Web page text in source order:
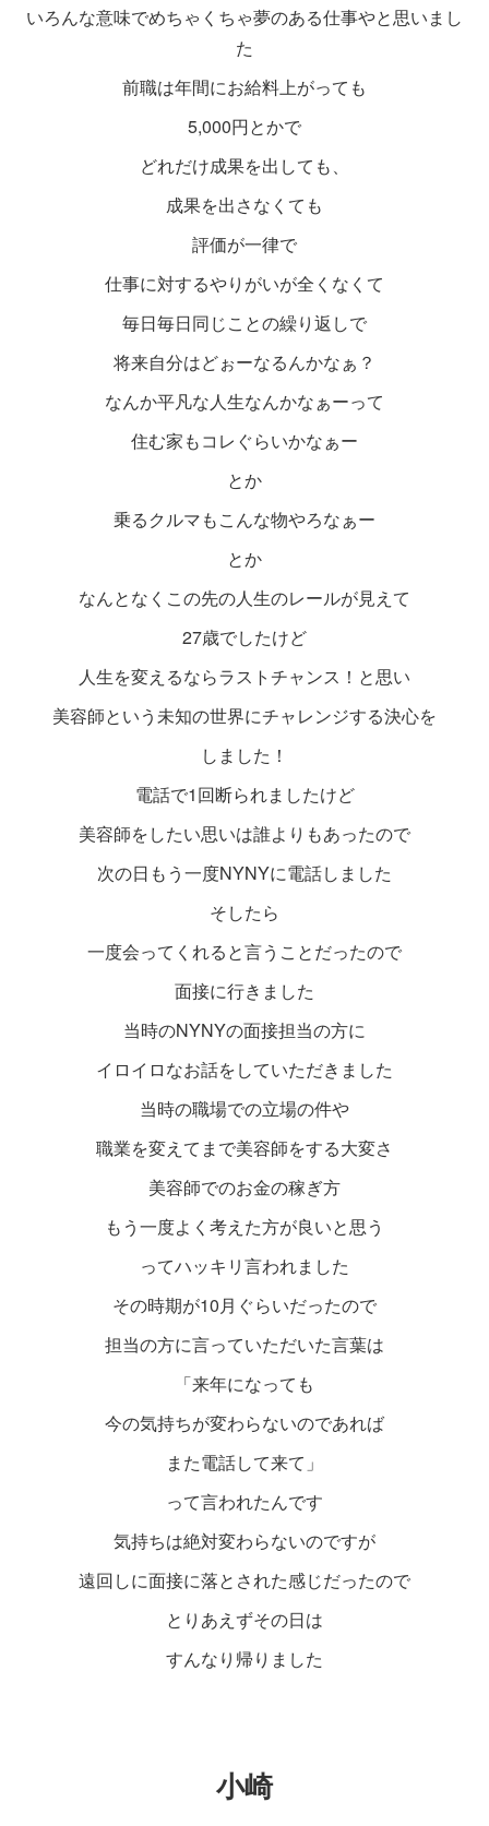
いろんな意味でめちゃくちゃ夢のある仕事やと思いまし
た
前職は年間にお給料上がっても
5,000円とかで
どれだけ成果を出しても、
成果を出さなくても
評価が一律で
仕事に対するやりがいが全くなくて
毎日毎日同じことの繰り返しで
将来自分はどぉーなるんかなぁ？
なんか平凡な人生なんかなぁーって
住む家もコレぐらいかなぁー
とか
乗るクルマもこんな物やろなぁー
とか
なんとなくこの先の人生のレールが見えて
27歳でしたけど
人生を変えるならラストチャンス！と思い
美容師という未知の世界にチャレンジする決心を
しました！
電話で1回断られましたけど
美容師をしたい思いは誰よりもあったので
次の日もう一度NYNYに電話しました
そしたら
一度会ってくれると言うことだったので
面接に行きました
当時のNYNYの面接担当の方に
イロイロなお話をしていただきました
当時の職場での立場の件や
職業を変えてまで美容師をする大変さ
美容師でのお金の稼ぎ方
もう一度よく考えた方が良いと思う
ってハッキリ言われました
その時期が10月ぐらいだったので
担当の方に言っていただいた言葉は
「来年になっても
今の気持ちが変わらないのであれば
また電話して来て」
って言われたんです
気持ちは絶対変わらないのですが
遠回しに面接に落とされた感じだったので
とりあえずその日は
すんなり帰りました
小崎